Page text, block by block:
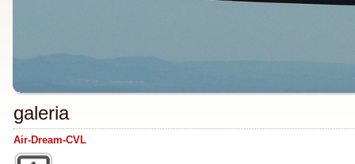
galeria
Air-Dream-CVL